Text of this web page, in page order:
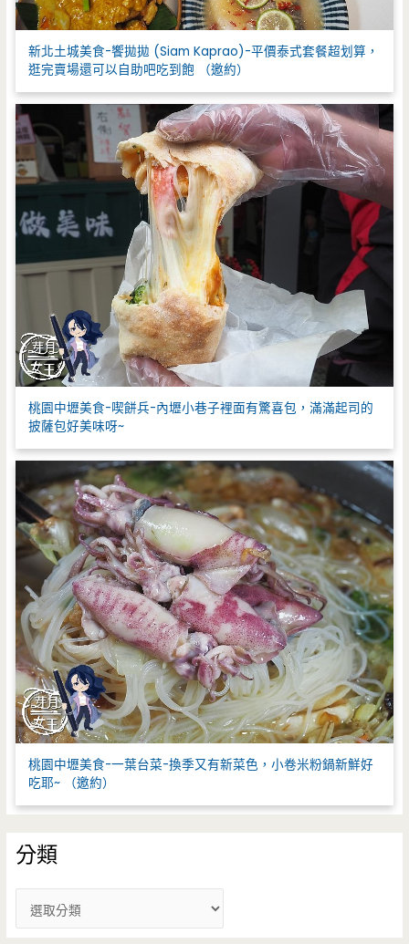
新北土城美食-饗拋拋 (Siam Kaprao)-平價泰式套餐超划算，
逛完賣場還可以自助吧吃到飽 （邀約）
桃園中壢美食-喫餅兵-內壢小巷子裡面有驚喜包，滿滿起司的
披薩包好美味呀~
桃園中壢美食-一葉台菜-換季又有新菜色，小卷米粉鍋新鮮好
吃耶~ （邀約）
分類
類